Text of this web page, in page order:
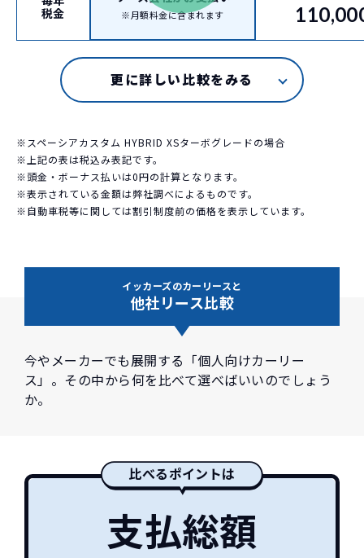
税金
※月額料金に含まれます
※スペーシアカスタム HYBRID XSターボグレードの場合
※上記の表は税込み表記です。
※頭金・ボーナス払いは0円の計算となります。
※表示されている金額は弊社調べによるものです。
※自動車税等に関しては割引制度前の価格を表示しています。
イッカーズのカーリースと
他社リース比較
今やメーカーでも展開する「個人向けカーリー
ス」。その中から何を比べて選べばいいのでしょう
か。
比べるポイントは
支払総額